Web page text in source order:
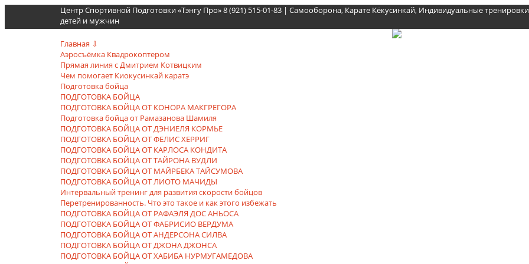
Центр Спортивной Подготовки «Тэнгу Про» 8 (921) 515-01-83 | Самооборона, Карате Кёкусинкай, Индивидуальные
детей и мужчин
Главная ⇩
Аэросъёмка Квадрокоптером
Прямая линия с Дмитрием Котвицким
Чем помогает Киокусинкай каратэ
Подготовка бойца
ПОДГОТОВКА БОЙЦА
ПОДГОТОВКА БОЙЦА ОТ КОНОРА МАКГРЕГОРА
Подготовка бойца от Рамазанова Шамиля
ПОДГОТОВКА БОЙЦА ОТ ДЭНИЕЛЯ КОРМЬЕ
ПОДГОТОВКА БОЙЦА ОТ ФЕЛИС ХЕРРИГ
ПОДГОТОВКА БОЙЦА ОТ КАРЛОСА КОНДИТА
ПОДГОТОВКА БОЙЦА ОТ ТАЙРОНА ВУДЛИ
ПОДГОТОВКА БОЙЦА ОТ МАЙРБЕКА ТАЙСУМОВА
ПОДГОТОВКА БОЙЦА ОТ ЛИОТО МАЧИДЫ
Интервальный тренинг для развития скорости бойцов
Перетренированность. Что это такое и как этого избежать
ПОДГОТОВКА БОЙЦА ОТ РАФАЭЛЯ ДОС АНЬОСА
ПОДГОТОВКА БОЙЦА ОТ ФАБРИСИО ВЕРДУМА
ПОДГОТОВКА БОЙЦА ОТ АНДЕРСОНА СИЛВА
ПОДГОТОВКА БОЙЦА ОТ ДЖОНА ДЖОНСА
ПОДГОТОВКА БОЙЦА ОТ ХАБИБА НУРМУГАМЕДОВА